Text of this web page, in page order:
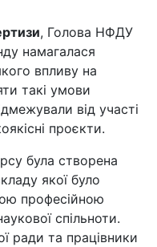
, Голова НФДУ
намагалася
впливу на
такі умови
від участі
проєкти.
була створена
якої було
професійною
спільноти.
ради та працівники